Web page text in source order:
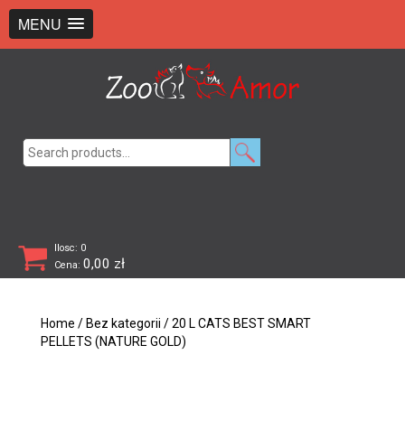
MENU
Ilosc: 0
Cena: 0,00 zł
Home / Bez kategorii / 20 L CATS BEST SMART
PELLETS (NATURE GOLD)